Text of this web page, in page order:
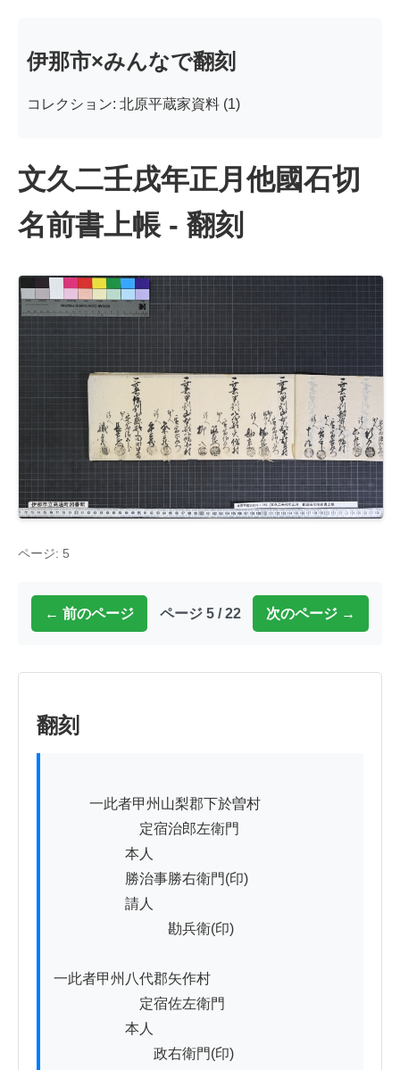
伊那市×みんなで翻刻
コレクション: 北原平蔵家資料 (1)
文久二壬戌年正月他國石切
名前書上帳 - 翻刻
ページ: 5
← 前のページ ページ 5 / 22 次のページ →
翻刻
定宿治郎左衛門
本人
勝治事勝右衛門(印)
請人
勘兵衛(印)
一此者甲州八代郡矢作村
定宿佐左衛門
本人
政右衛門(印)